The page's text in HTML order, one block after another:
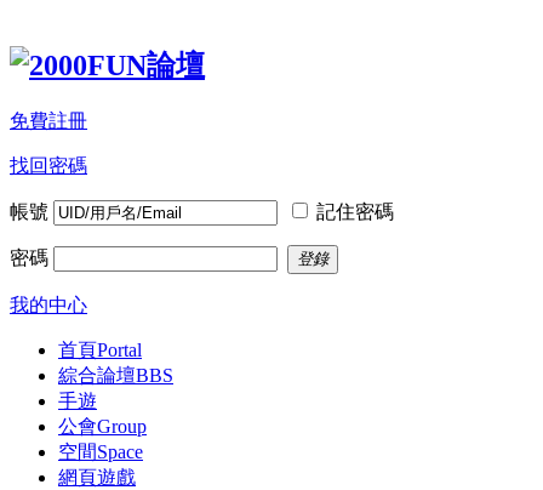
免費註冊
找回密碼
帳號 記住密碼
密碼 登錄
我的中心
首頁Portal
綜合論壇BBS
手遊
公會Group
空間Space
網頁遊戲